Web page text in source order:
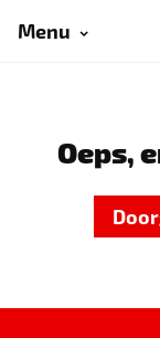
Menu
Oeps,